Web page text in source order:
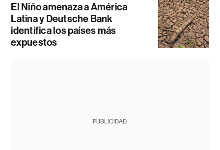
El Niño amenaza a América
Latina y Deutsche Bank
identifica los países más
expuestos
PUBLICIDAD